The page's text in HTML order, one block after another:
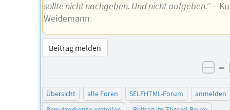
sollte nicht nachgeben. Und nicht aufgeben.“
Weidemann
Beitrag melden
–
Übersicht alle Foren SELFHTML-Forum
anmelden